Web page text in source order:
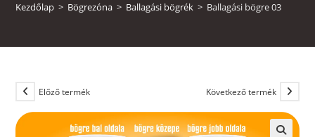
Kezdőlap > Bögrezóna > Ballagási bögrék > Ballagási bögre 03
Előző termék Következő termék